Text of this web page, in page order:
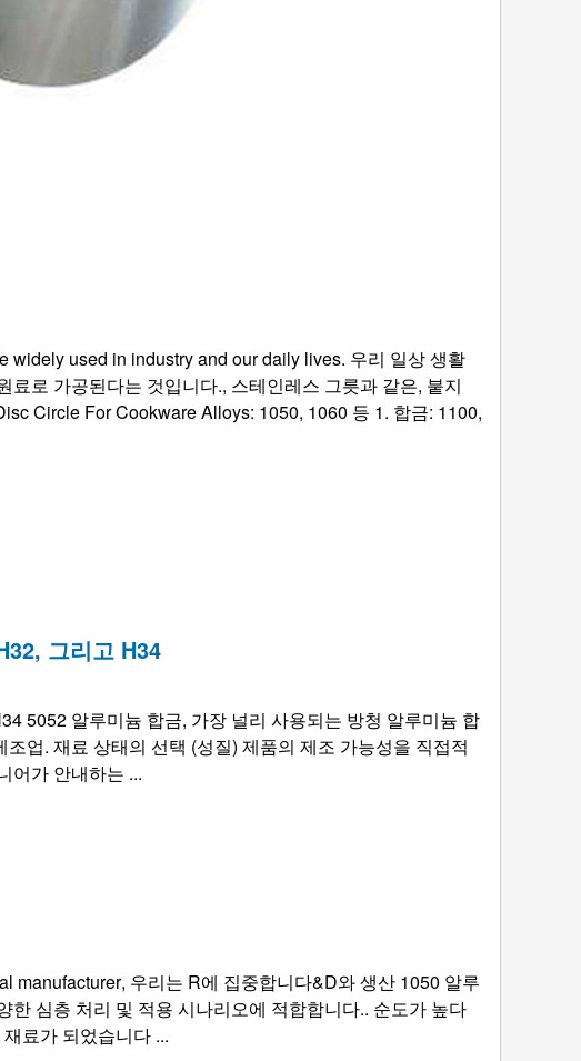
widely used in industry and our daily lives. 우리 일상 생활
로 가공된다는 것입니다., 스테인레스 그릇과 같은, 붙지
Circle For Cookware Alloys: 1050, 1060 등 1. 합금: 1100,
그리고 H34
5052 알루미늄 합금, 가장 널리 사용되는 방청 알루미늄 합
업. 재료 상태의 선택 (성질) 제품의 제조 가능성을 직접적
어가 안내하는 ...
manufacturer, 우리는 R에 집중합니다&D와 생산 1050 알루
심층 처리 및 적용 시나리오에 적합합니다.. 순도가 높다
료가 되었습니다 ...